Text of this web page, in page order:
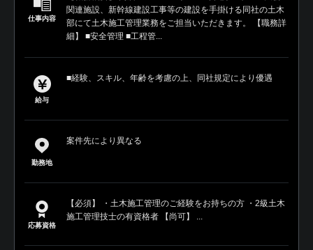
仕事内容
関連施設、新幹線建設工事等の建設を手掛ける同社の土木
部にて土木施工管理業務をご担当いただきます。 【職務詳
細】 ■安全管理 ■工程管...
給与
■経験、スキル、年齢を考慮の上、同社規定により優遇
勤務地
案件先により異なる
応募資格
【必須】 ・土木施工管理のご経験をお持ちの方 ・2級土木
施工管理技士の有資格者 【尚可】 ...